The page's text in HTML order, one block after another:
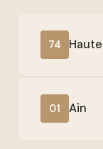
74
01 Ain